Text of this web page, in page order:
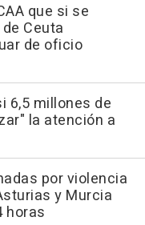
que si se
Ceuta
de oficio
6,5 millones de
la atención a
por violencia
y Murcia
horas